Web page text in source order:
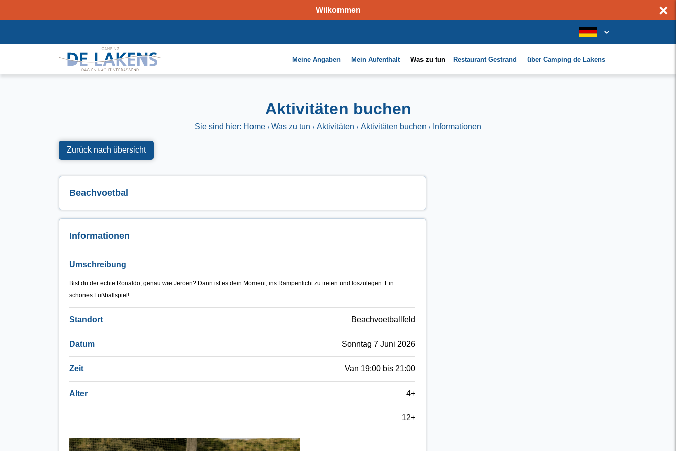
Wilkommen ×
Meine Angaben Mein Aufenthalt Was zu tun Restaurant Gestrand über Camping de Lakens
Aktivitäten buchen
Sie sind hier: Home Was zu tun Aktivitäten Aktivitäten buchen Informationen
Zurück nach übersicht
Beachvoetbal
Informationen
Umschreibung
Bist du der echte Ronaldo, genau wie Jeroen? Dann ist es dein Moment, ins Rampenlicht zu treten und loszulegen. Ein
schönes Fußballspiel!
Standort Beachvoetballfeld
Datum Sonntag 7 Juni 2026
Zeit Van 19:00 bis 21:00
Alter 4+
12+